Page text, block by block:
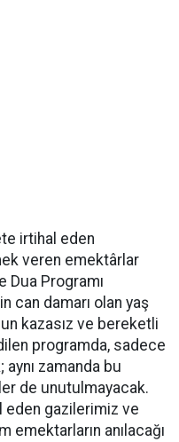
irtihal eden
veren emektârlar
Dua Programı
can damarı olan yaş
kazasız ve bereketli
programda, sadece
zamanda bu
de unutulmayacak.
eden gazilerimiz ve
emektarların anılacağı